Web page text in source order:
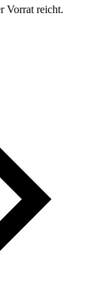
Vorrat reicht.